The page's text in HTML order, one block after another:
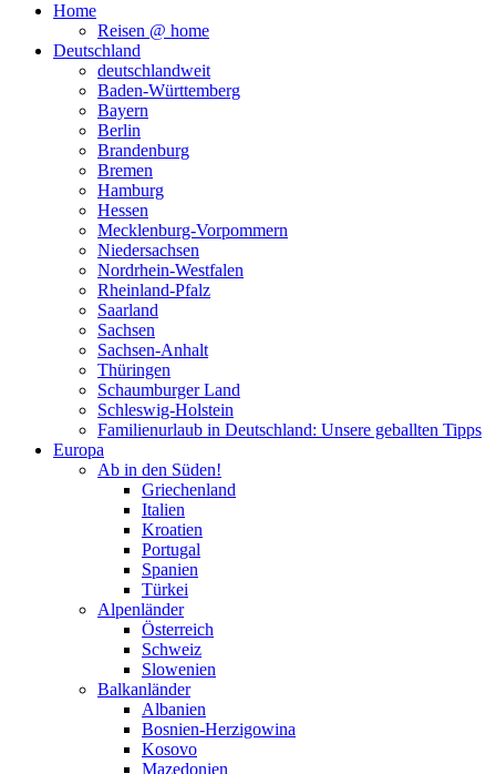
Home
Reisen @ home
Deutschland
deutschlandweit
Baden-Württemberg
Bayern
Berlin
Brandenburg
Bremen
Hamburg
Hessen
Mecklenburg-Vorpommern
Niedersachsen
Nordrhein-Westfalen
Rheinland-Pfalz
Saarland
Sachsen
Sachsen-Anhalt
Thüringen
Schaumburger Land
Schleswig-Holstein
Familienurlaub in Deutschland: Unsere geballten Tipps
Europa
Ab in den Süden!
Griechenland
Italien
Kroatien
Portugal
Spanien
Türkei
Alpenländer
Österreich
Schweiz
Slowenien
Balkanländer
Albanien
Bosnien-Herzigowina
Kosovo
Mazedonien